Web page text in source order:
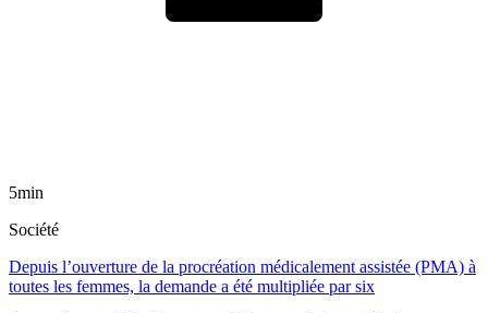
5min
Société
Depuis l’ouverture de la procréation médicalement assistée (PMA) à
toutes les femmes, la demande a été multipliée par six